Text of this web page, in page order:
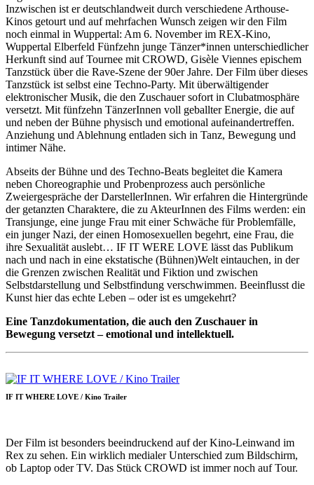
Inzwischen ist er deutschlandweit durch verschiedene Arthouse-
Kinos getourt und auf mehrfachen Wunsch zeigen wir den Film
noch einmal in Wuppertal: Am 6. November im REX-Kino,
Wuppertal Elberfeld Fünfzehn junge Tänzer*innen unterschiedlicher
Herkunft sind auf Tournee mit CROWD, Gisèle Viennes epischem
Tanzstück über die Rave-Szene der 90er Jahre. Der Film über dieses
Tanzstück ist selbst eine Techno-Party. Mit überwältigender
elektronischer Musik, die den Zuschauer sofort in Clubatmosphäre
versetzt. Mit fünfzehn TänzerInnen voll geballter Energie, die auf
und neben der Bühne physisch und emotional aufeinandertreffen.
Anziehung und Ablehnung entladen sich in Tanz, Bewegung und
intimer Nähe.
Abseits der Bühne und des Techno-Beats begleitet die Kamera
neben Choreographie und Probenprozess auch persönliche
Zweiergespräche der DarstellerInnen. Wir erfahren die Hintergründe
der getanzten Charaktere, die zu AkteurInnen des Films werden: ein
Transjunge, eine junge Frau mit einer Schwäche für Problemfälle,
ein junger Nazi, der einen Homosexuellen begehrt, eine Frau, die
ihre Sexualität auslebt… IF IT WERE LOVE lässt das Publikum
nach und nach in eine ekstatische (Bühnen)Welt eintauchen, in der
die Grenzen zwischen Realität und Fiktion und zwischen
Selbstdarstellung und Selbstfindung verschwimmen. Beeinflusst die
Kunst hier das echte Leben – oder ist es umgekehrt?
Eine Tanzdokumentation, die auch den Zuschauer in
Bewegung versetzt – emotional und intellektuell.
IF IT WHERE LOVE / Kino Trailer
Der Film ist besonders beeindruckend auf der Kino-Leinwand im
Rex zu sehen. Ein wirklich medialer Unterschied zum Bildschirm,
ob Laptop oder TV. Das Stück CROWD ist immer noch auf Tour.